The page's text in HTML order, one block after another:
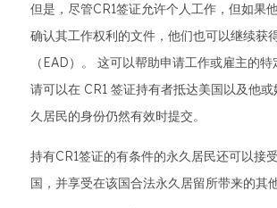
但是，尽管CR1签证允许个人工作，但如果
确认其工作权利的文件，他们也可以继续获
（EAD）。 这可以帮助申请工作或雇主的
请可以在 CR1 签证持有者抵达美国以及他
久居民的身份仍然有效时提交。
持有CR1签证的有条件的永久居民还可以接
国，并享受在该国合法永久居留所带来的其他